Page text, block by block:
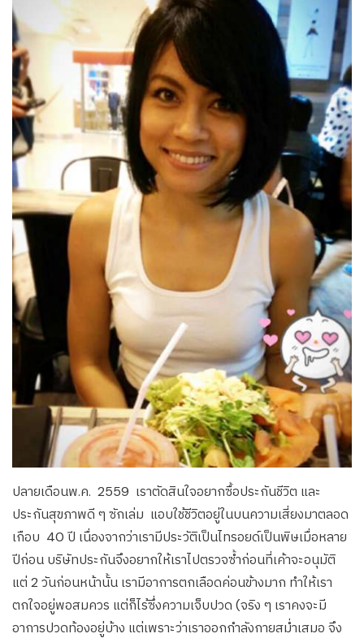
ปลายเดือนพ.ค. 2559 เราตัดสินใจอยากซื้อประกันชีวิต และ
ประกันสุขภาพดี ๆ ซักเล่ม แอบใช้ชีวิตอยู่ในบนความเสี่ยงมาตลอด
เกือบ 40 ปี เนื่องจากว่าเรามีประวัติเป็นไทรอยด์เป็นพิษเมื่อหลาย
ปีก่อน บริษัทประกันจึงอยากให้เราไปตรวจซ้ำก่อนที่เค้าจะอนุมัติ
แต่ 2 วันก่อนหน้านั้น เรามีอาการตกเลือดค่อนข้างมาก ทำให้เรา
ตกใจอยู่พอสมควร แต่ก็ไร้ซึ่งความเจ็บปวด (จริง ๆ เราคงจะมี
อาการปวดท้องอยู่บ้าง แต่เพราะว่าเราออกกำลังกายสม่ำเสมอ จึง